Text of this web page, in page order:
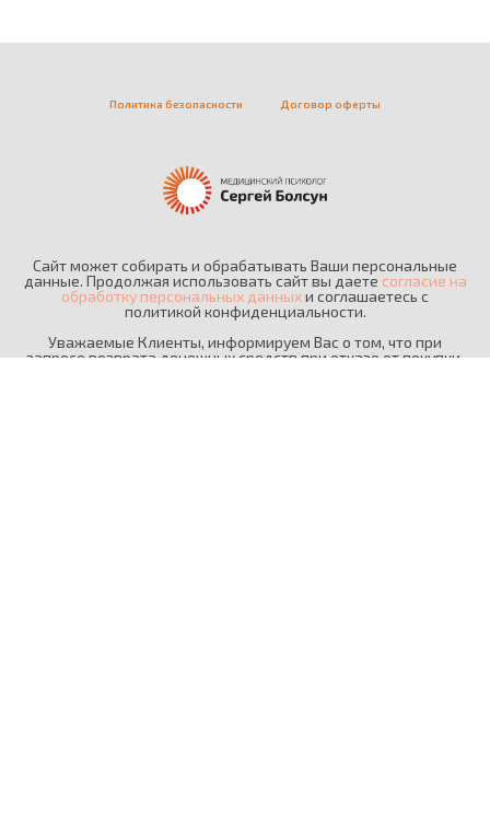
Политика безопасности Договор оферты
Сайт может собирать и обрабатывать Ваши персональные
данные. Продолжая использовать сайт вы даете согласие на
обработку персональных данныхи соглашаетесь c
политикой конфиденциальности.
Уважаемые Клиенты, информируем Вас о том, что при
запросе возврата денежных средств при отказе от покупки,